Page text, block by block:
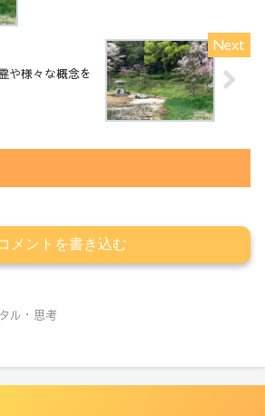
や様々な概念を
メントを書き込む
ル・思考